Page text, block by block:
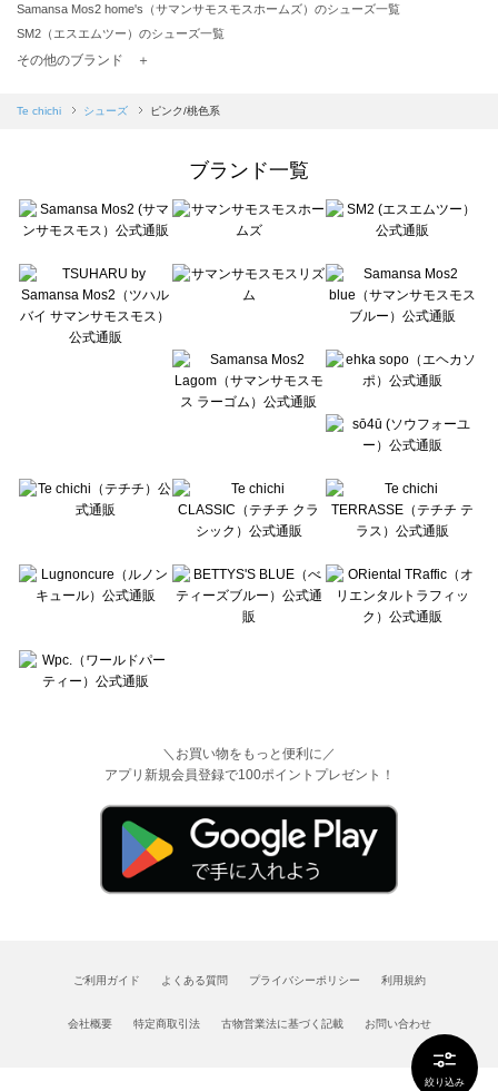
絞り込み
Samansa Mos2 home's（サマンサモスモスホームズ）のシューズ一覧
SM2（エスエムツー）のシューズ一覧
TSUHARU by Samansa Mos2（ツハルバイサマンサモスモス）のシューズ一覧
Samansa Mos2 blue（サマンサモスモス ブルー）のシューズ一覧
sō4ū（ソウフォーユー）のシューズ一覧
Te chichi（テチチ）のシューズ一覧
Te chichi CLASSIC（テチチ クラシック）のシューズ一覧
Lugnoncure（ルノンキュール）のシューズ一覧
BETTY'S BLUE（べティーズブルー）のシューズ一覧
Wpc.（ワールドパーティー）のシューズ一覧
その他のブランド ＋
Te chichi シューズ ピンク/桃色系
ブランド一覧
＼お買い物をもっと便利に／
アプリ新規会員登録で100ポイントプレゼント！
ご利用ガイド よくある質問 プライバシーポリシー 利用規約
会社概要 特定商取引法 古物営業法に基づく記載 お問い合わせ